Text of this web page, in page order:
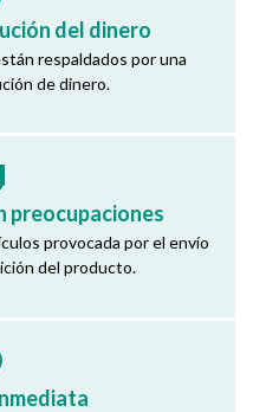
del dinero
respaldados por una
de dinero.
preocupaciones
provocada por el envío
del producto.